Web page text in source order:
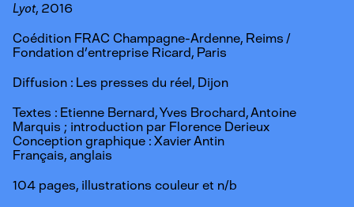
Lyot, 2016
Coédition FRAC Champagne-Ardenne, Reims /
Fondation d’entreprise Ricard, Paris
Diffusion : Les presses du réel, Dijon
Textes : Etienne Bernard, Yves Brochard, Antoine
Marquis ; introduction par Florence Derieux
Conception graphique : Xavier Antin
Français, anglais
104 pages, illustrations couleur et n/b